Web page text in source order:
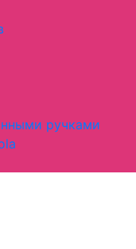
ручками